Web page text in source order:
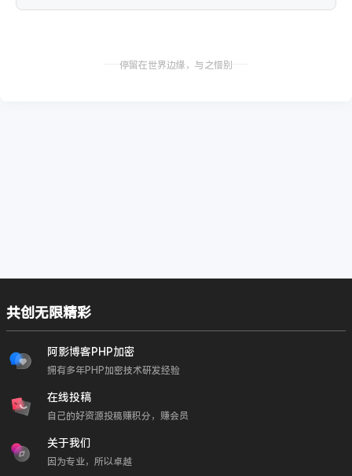
停留在世界边缘，与之惜别
共创无限精彩
阿影博客PHP加密
拥有多年PHP加密技术研发经验
在线投稿
自己的好资源投稿赚积分，赚会员
关于我们
因为专业，所以卓越